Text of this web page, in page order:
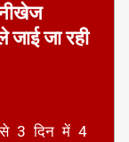
जा रही
3 दिन में 4